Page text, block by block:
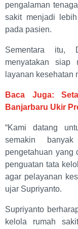
pengalaman
sakit menjadi
pada pasien.
Sementara itu,
menyatakan siap
layanan kesehatan
Baca Juga:
Banjarbaru Ukir
“Kami datang
semakin
pengetahuan yang
penguatan tata
agar pelayanan
ujar Supriyanto.
Supriyanto
kelola rumah